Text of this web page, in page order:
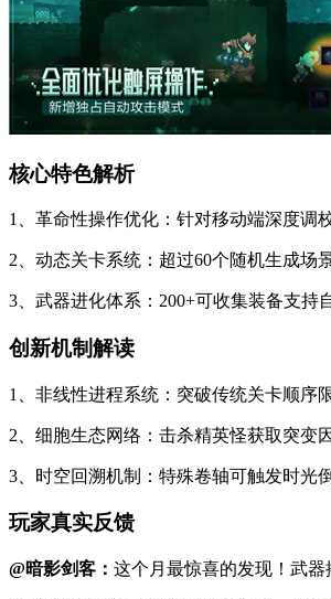
核心特色解析
1、革命性操作优化：针对移动端深度调
2、动态关卡系统：超过60个随机生成场
3、武器进化体系：200+可收集装备支
创新机制解读
1、非线性进程系统：突破传统关卡顺序
2、细胞生态网络：击杀精英怪获取突变
3、时空回溯机制：特殊卷轴可触发时光
玩家真实反馈
@暗影剑客： 这个月最惊喜的发现！武